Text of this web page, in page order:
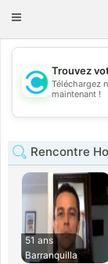
Toggle
💖
Trouvez
Téléchargez
maintenant !
Rencontre
51 ans
Barranquilla